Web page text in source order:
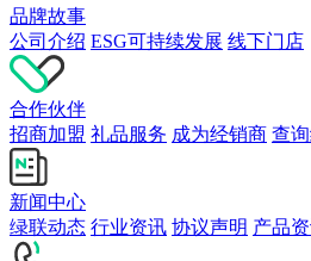
品牌故事
公司介绍 ESG可持续发展 线下门店
合作伙伴
招商加盟 礼品服务 成为经销商 查
新闻中心
绿联动态 行业资讯 协议声明 产品